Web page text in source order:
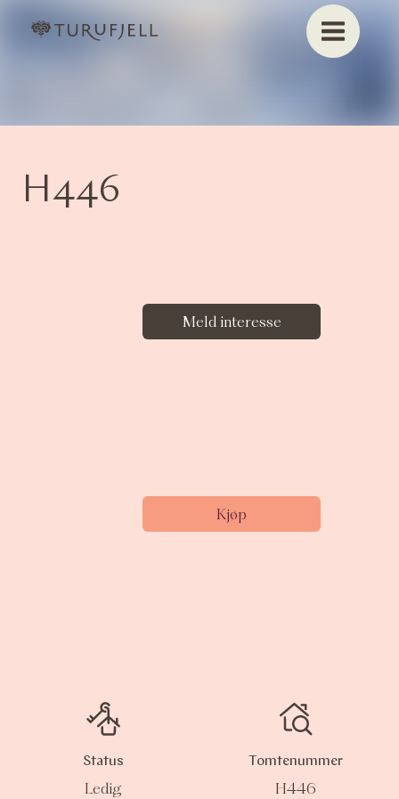
H446
Meld interesse
Kjøp
Status
Ledig
Tomtenummer
H446